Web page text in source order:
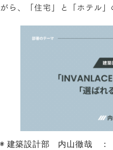
がら、「住宅」と「ホテル
◉ 建築設計部 内山徹哉